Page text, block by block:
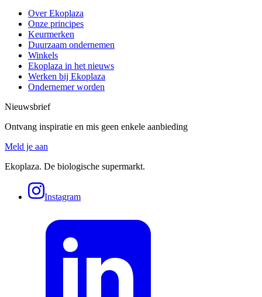
Over Ekoplaza
Onze principes
Keurmerken
Duurzaam ondernemen
Winkels
Ekoplaza in het nieuws
Werken bij Ekoplaza
Ondernemer worden
Nieuwsbrief
Ontvang inspiratie en mis geen enkele aanbieding
Meld je aan
Ekoplaza. De biologische supermarkt.
Instagram